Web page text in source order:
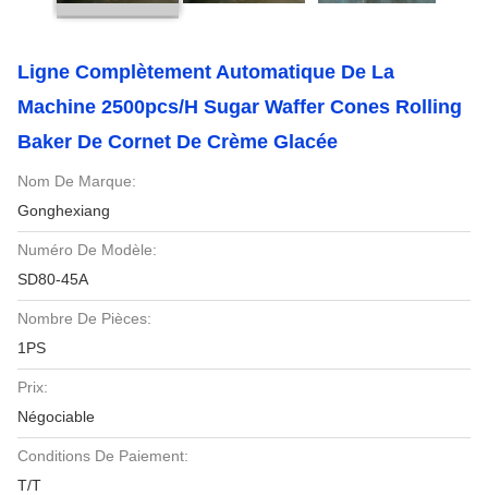
Ligne Complètement Automatique De La
Machine 2500pcs/h Sugar Waffer Cones Rolling
Baker De Cornet De Crème Glacée
Nom De Marque:
Gonghexiang
Numéro De Modèle:
SD80-45A
Nombre De Pièces:
1PS
Prix:
Négociable
Conditions De Paiement:
T/T